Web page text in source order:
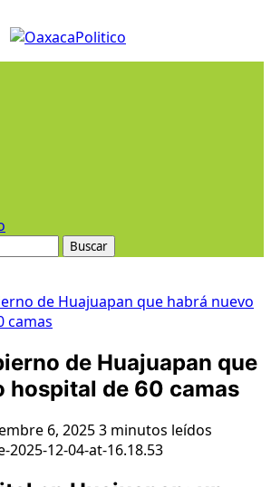
de Huajuapan que habrá nuevo
camas
de Huajuapan que
hospital de 60 camas
6, 20253 minutos leídos